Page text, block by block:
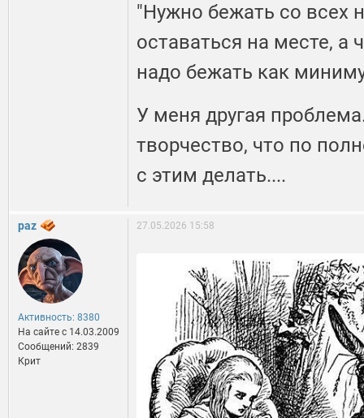
"Нужно бежать со всех
оставаться на месте, а
надо бежать как
У меня другая
творчество, что по
с этим делать....
paz
Активность: 8380
На сайте c 14.03.2009
Сообщений: 2839
Крит
27.05.2026 15:58